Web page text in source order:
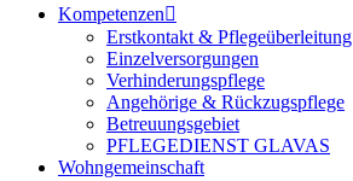
Kompetenzen
Erstkontakt & Pflegeüberleitung
Einzelversorgungen
Verhinderungspflege
Angehörige & Rückzugspflege
Betreuungsgebiet
PFLEGEDIENST GLAVAS
Wohngemeinschaft